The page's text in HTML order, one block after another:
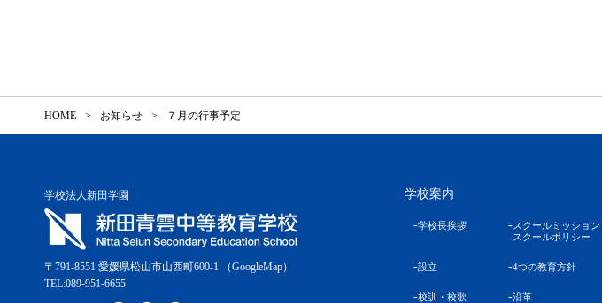
HOME お知らせ ７月の行事予定
学校法人新田学園
〒791-8551 愛媛県松山市山西町600-1
（GoogleMap）
TEL:089-951-6655
学校案内
学校長挨拶
スクールミッション
スクールポリシー
設立 4つの教育方針
校訓・校歌 沿革